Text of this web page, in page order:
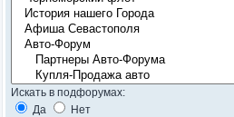
Искать в подфорумах:
Да
Нет